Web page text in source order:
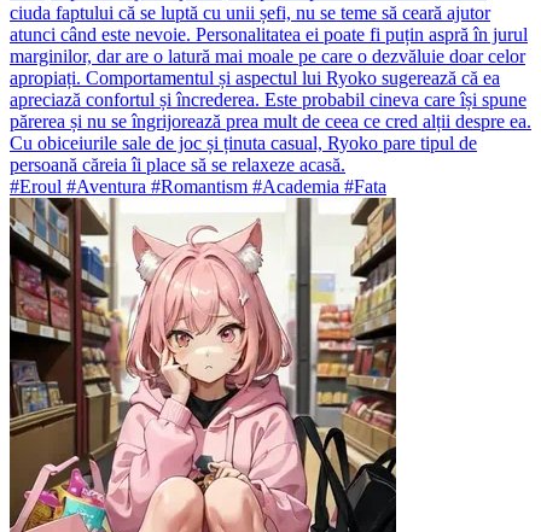
ciuda faptului că se luptă cu unii șefi, nu se teme să ceară ajutor
atunci când este nevoie. Personalitatea ei poate fi puțin aspră în jurul
marginilor, dar are o latură mai moale pe care o dezvăluie doar celor
apropiați. Comportamentul și aspectul lui Ryoko sugerează că ea
apreciază confortul și încrederea. Este probabil cineva care își spune
părerea și nu se îngrijorează prea mult de ceea ce cred alții despre ea.
Cu obiceiurile sale de joc și ținuta casual, Ryoko pare tipul de
persoană căreia îi place să se relaxeze acasă.
#Eroul #Aventura #Romantism #Academia #Fata